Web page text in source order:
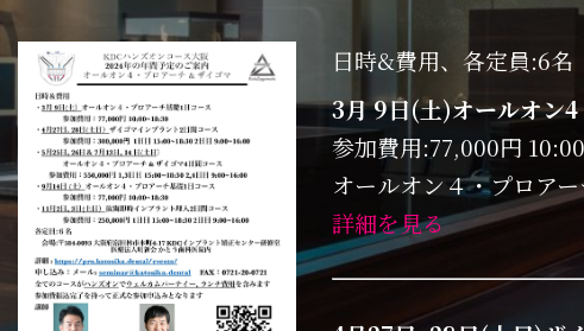
日時&費用、各定員:6名
3月 9日(土)オールオン4
参加費用:77,000円
オールオン４・プロア
詳細を見る